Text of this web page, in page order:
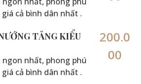
cả bình dân nhất .
TẢNG KIỂU
ngon nhất, phong phú
cả bình dân nhất .
200.0
00